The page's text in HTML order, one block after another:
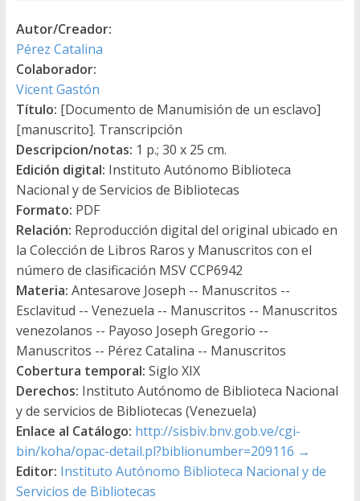
Autor/Creador:
Pérez Catalina
Colaborador:
Vicent Gastón
Título: [Documento de Manumisión de un esclavo]
[manuscrito]. Transcripción
Descripcion/notas: 1 p.; 30 x 25 cm.
Edición digital: Instituto Autónomo Biblioteca
Nacional y de Servicios de Bibliotecas
Formato: PDF
Relación: Reproducción digital del original ubicado en
la Colección de Libros Raros y Manuscritos con el
número de clasificación MSV CCP6942
Materia: Antesarove Joseph -- Manuscritos --
Esclavitud -- Venezuela -- Manuscritos -- Manuscritos
venezolanos -- Payoso Joseph Gregorio --
Manuscritos -- Pérez Catalina -- Manuscritos
Cobertura temporal: Siglo XIX
Derechos: Instituto Autónomo de Biblioteca Nacional
y de servicios de Bibliotecas (Venezuela)
Enlace al Catálogo: http://sisbiv.bnv.gob.ve/cgi-
bin/koha/opac-detail.pl?biblionumber=209116 →
Editor: Instituto Autónomo Biblioteca Nacional y de
Servicios de Bibliotecas